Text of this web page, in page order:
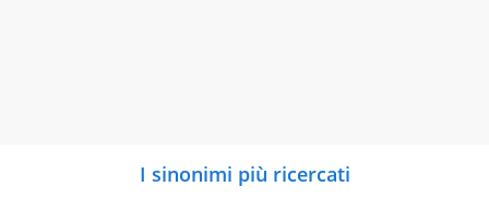
I sinonimi più ricercati